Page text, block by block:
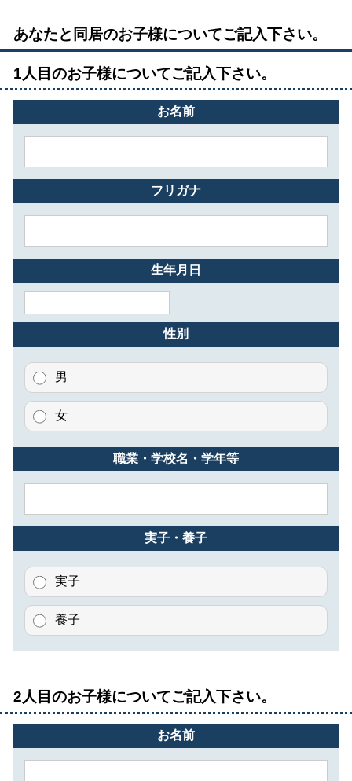
あなたと同居のお子様についてご記入下さい。
1人目のお子様についてご記入下さい。
お名前
フリガナ
生年月日
性別
男
女
職業・学校名・学年等
実子・養子
実子
養子
2人目のお子様についてご記入下さい。
お名前